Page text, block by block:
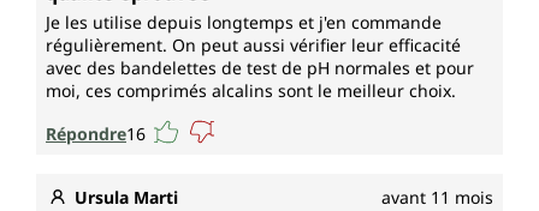
à des fonctions psychologiques normales
et joue un rôle dans le processus de division
cellulaire
Le zinc
Je les utilise depuis longtemps et j'en commande
régulièrement. On peut aussi vérifier leur efficacité
avec des bandelettes de test de pH normales et pour
moi, ces comprimés alcalins sont le meilleur choix.
Répondre16
Ursula Marti avant 11 mois